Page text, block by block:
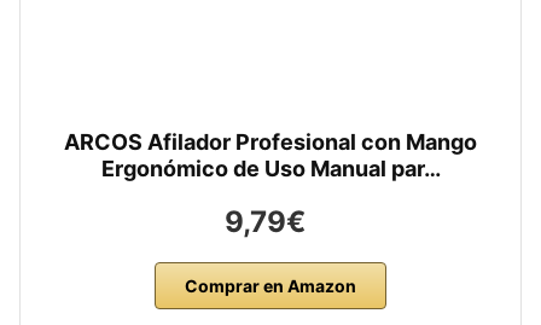
ARCOS Afilador Profesional con Mango
Ergonómico de Uso Manual par…
9,79€
Comprar en Amazon